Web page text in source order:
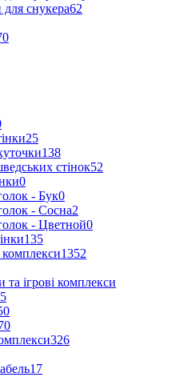
для снукера62
25
138
стінок52
0
- Бук0
- Сосна2
- Цветной0
135
комплекси1352
ігрові комплекси
326
17